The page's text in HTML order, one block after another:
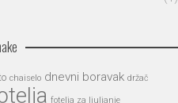
chaiselo dnevni boravak držač
fotelja za ljuljanje